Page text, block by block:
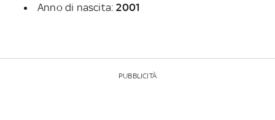
Anno di nascita:2001
PUBBLICITÀ